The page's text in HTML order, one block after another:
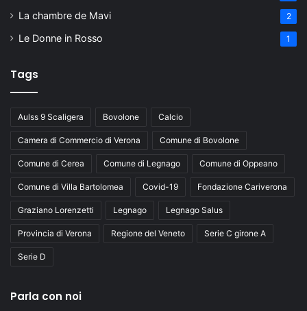
La chambre de Mavi 2
Le Donne in Rosso 1
Tags
Aulss 9 Scaligera Bovolone Calcio
Camera di Commercio di Verona Comune di Bovolone
Comune di Cerea Comune di Legnago Comune di Oppeano
Comune di Villa Bartolomea Covid-19 Fondazione Cariverona
Graziano Lorenzetti Legnago Legnago Salus
Provincia di Verona Regione del Veneto Serie C girone A
Serie D
Parla con noi